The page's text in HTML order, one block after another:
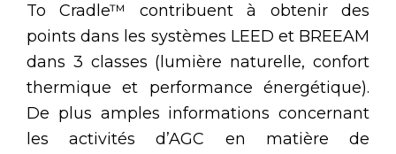
To Cradle™ contribuent à obtenir des
points dans les systèmes LEED et BREEAM
dans 3 classes (lumière naturelle, confort
thermique et performance énergétique).
De plus amples informations concernant
les activités d’AGC en matière de